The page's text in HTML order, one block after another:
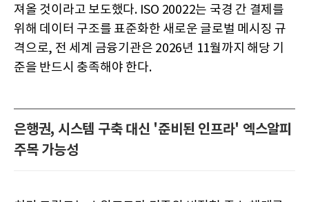
져올 것이라고 보도했다. ISO 20022는 국경 간 결제를
위해 데이터 구조를 표준화한 새로운 글로벌 메시징 규
격으로, 전 세계 금융기관은 2026년 11월까지 해당 기
준을 반드시 충족해야 한다.
은행권, 시스템 구축 대신 '준비된 인프라' 엑스알피
주목 가능성